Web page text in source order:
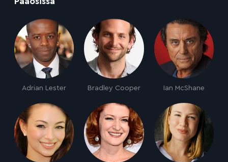
Adrian Lester Bradley Cooper Ian McShane